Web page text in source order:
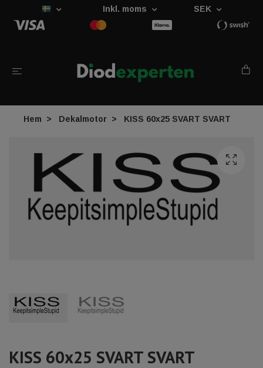
Inkl. moms SEK
Hem Dekalmotor KISS 60x25 SVART SVART
KISS 60x25 SVART SVART